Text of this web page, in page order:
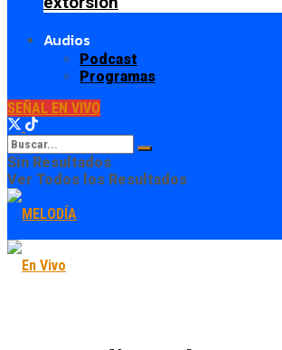
Audios
Podcast
Programas
SEÑAL EN VIVO
Sin Resultados
Ver Todos los Resultados